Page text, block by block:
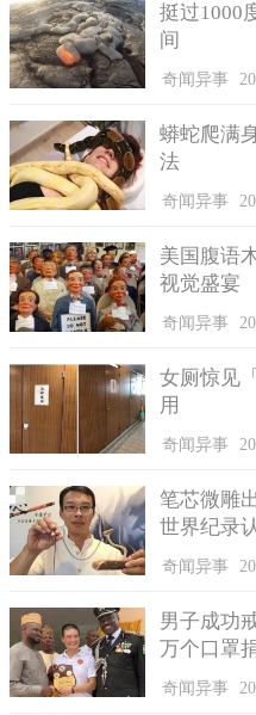
濑户开
这支影片短短4天就有77
这就是日本魂、谢谢YouTube
器、这个大约200万日币(12.8
就拿来刨丝、2019最瞎最佳影
挺过1000
间
奇闻异事
蟒蛇爬满
法
奇闻异事
美国腹语
视觉盛宴
奇闻异事
女厕惊见
用
奇闻异事
笔芯微雕
世界纪录
奇闻异事
男子成功
万个口罩
奇闻异事